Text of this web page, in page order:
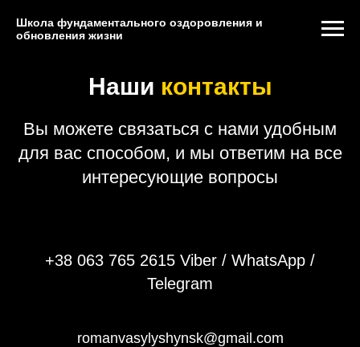
Школа фундаментального оздоровления и
обновления жизни
Наши контакты
Вы можете связаться с нами удобным
для вас способом, и мы ответим на все
интересующие вопросы
+38 063 765 2615 Viber / WhatsApp /
Telegram
romanvasylyshynsk@gmail.com